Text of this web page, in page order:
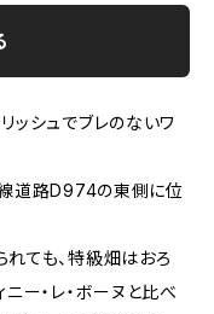
ッシュでブレのないワ
線道路D974の東側に位
ても、特級畑はおろ
ー・レ・ボーヌと比べ